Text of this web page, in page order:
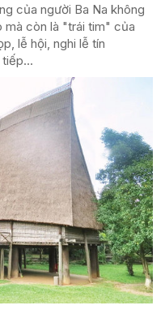
của người Ba Na không
mà còn là "trái tim" của
lễ hội, nghi lễ tín